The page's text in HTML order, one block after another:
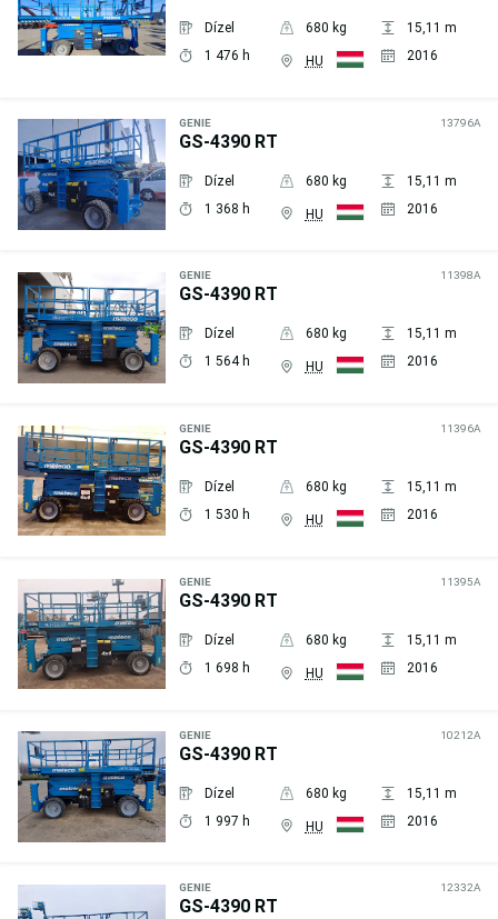
Dízel 680 kg
15,11 m
1 476 h
HU 2016
GENIE
GS-4390 RT
13796A
Dízel 680 kg
15,11 m
1 368 h
HU 2016
GENIE
GS-4390 RT
11398A
Dízel 680 kg
15,11 m
1 564 h
HU 2016
GENIE
GS-4390 RT
11396A
Dízel 680 kg
15,11 m
1 530 h
HU 2016
GENIE
GS-4390 RT
11395A
Dízel 680 kg
15,11 m
1 698 h
HU 2016
GENIE
GS-4390 RT
10212A
Dízel 680 kg
15,11 m
1 997 h
HU 2016
GENIE
GS-4390 RT
12332A